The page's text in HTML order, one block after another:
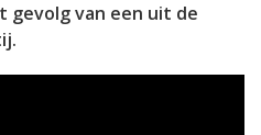
gevolg van een uit de